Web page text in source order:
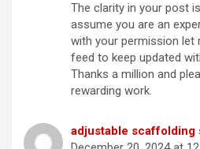
The clarity in your post
assume you are an
with your permission let
feed to keep updated
Thanks a million and
rewarding work.
adjustable scaffolding